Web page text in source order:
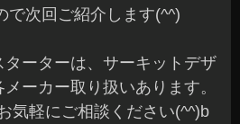
で次回ご紹介します(^^)
ターターは、サーキットデザ
ーカー取り扱いあります。
気軽にご相談ください(^^)b